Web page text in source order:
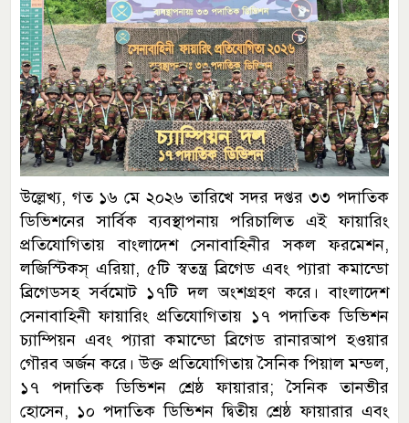
উল্লেখ্য, গত ১৬ মে ২০২৬ তারিখে সদর দপ্তর ৩৩ পদাতিক
ডিভিশনের সার্বিক ব্যবস্থাপনায় পরিচালিত এই ফায়ারিং
প্রতিযোগিতায় বাংলাদেশ সেনাবাহিনীর সকল ফরমেশন,
লজিস্টিকস্ এরিয়া, ৫টি স্বতন্ত্র ব্রিগেড এবং প্যারা কমান্ডো
ব্রিগেডসহ সর্বমোট ১৭টি দল অংশগ্রহণ করে। বাংলাদেশ
সেনাবাহিনী ফায়ারিং প্রতিযোগিতায় ১৭ পদাতিক ডিভিশন
চ্যাম্পিয়ন এবং প্যারা কমান্ডো ব্রিগেড রানারআপ হওয়ার
গৌরব অর্জন করে। উক্ত প্রতিযোগিতায় সৈনিক পিয়াল মন্ডল,
১৭ পদাতিক ডিভিশন শ্রেষ্ঠ ফায়ারার; সৈনিক তানভীর
হোসেন, ১০ পদাতিক ডিভিশন দ্বিতীয় শ্রেষ্ঠ ফায়ারার এবং